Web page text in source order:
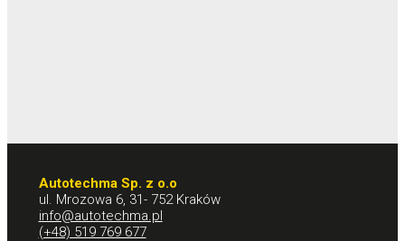
Autotechma Sp. z o.o
ul. Mrozowa 6, 31- 752 Kraków
info@autotechma.pl
(+48) 519 769 677